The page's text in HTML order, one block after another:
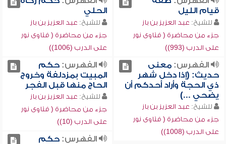
قيام الليل
للشيخ: عبد العزيز بن باز
جزء من محاضرة ( فتاوى نور
على الدرب (993))
الحلي
للشيخ: عبد العزيز بن باز
جزء من محاضرة ( فتاوى نور
على الدرب (1006))
الفهرس:معنى
حديث: (إذا دخل شهر
ذي الحجة وأراد أحدكم أن
يضحي ...)
للشيخ: عبد العزيز بن باز
جزء من محاضرة ( فتاوى نور
على الدرب (1008))
الفهرس:حكم
المبيت بمزدلفة وخروج
الحاج منها قبل الفجر
للشيخ: عبد العزيز بن باز
جزء من محاضرة ( فتاوى نور
على الدرب (10))
الفهرس:حكم